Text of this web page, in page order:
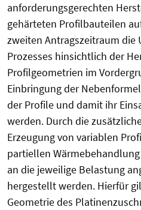
anforderungsgerechten
gehärteten Profilbauteilen
zweiten Antragszeitraum die
Prozesses hinsichtlich der
Profilgeometrien im
Einbringung der
der Profile und damit ihr
werden. Durch die
Erzeugung von variablen
partiellen
an die jeweilige Belastung
hergestellt werden. Hierfür
Geometrie des